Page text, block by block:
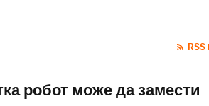
робот може да замести